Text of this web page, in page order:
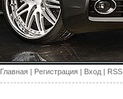
Главная | Регистрация | Вход | RSS